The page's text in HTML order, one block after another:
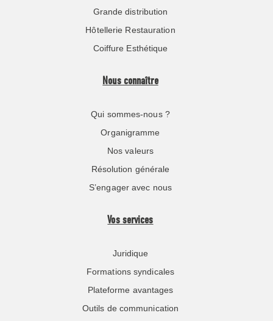
Grande distribution
Hôtellerie Restauration
Coiffure Esthétique
Nous connaître
Qui sommes-nous ?
Organigramme
Nos valeurs
Résolution générale
S’engager avec nous
Vos services
Juridique
Formations syndicales
Plateforme avantages
Outils de communication